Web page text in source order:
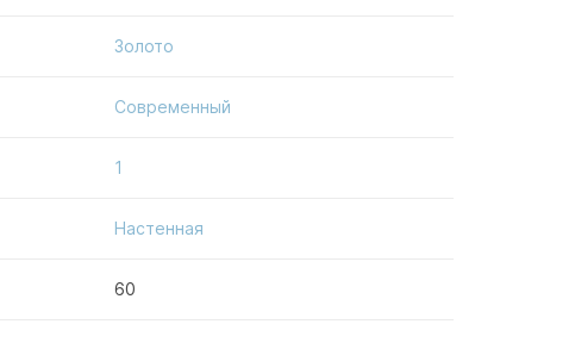
Золото
Современный
1
Настенная
60